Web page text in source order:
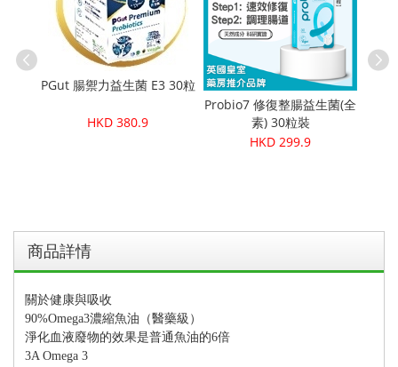
PGut 腸禦力益生菌 E3 30粒
HKD 380.9
Probio7 修復整腸益生菌(全
素) 30粒裝
HKD 299.9
商品詳情
關於健康與吸收
90%Omega3濃縮魚油（醫藥級）
淨化血液廢物的效果是普通魚油的6倍
3A Omega 3